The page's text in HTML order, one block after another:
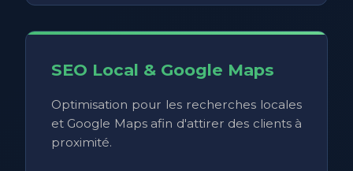
SEO Local & Google Maps
Optimisation pour les recherches locales
et Google Maps afin d'attirer des clients à
proximité.